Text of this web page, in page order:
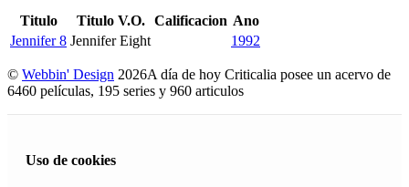
Titulo Titulo V.O. Calificacion Ano
Jennifer 8 Jennifer Eight 1992
© Webbin' Design 2026A día de hoy Criticalia posee un acervo de
6460 películas, 195 series y 960 articulos
Uso de cookies